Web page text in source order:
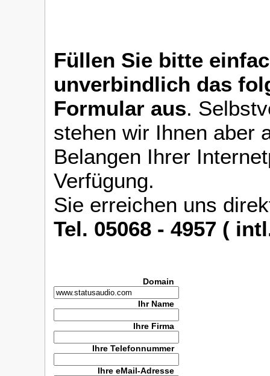
Füllen Sie bitte
unverbindlich das
Formular aus.
stehen wir Ihnen aber
Belangen Ihrer
Verfügung.
Sie erreichen uns
Tel. 05068 - 4957 (
Domain
Ihr Name
Ihre Firma
Ihre Telefonnummer
Ihre eMail-Adresse